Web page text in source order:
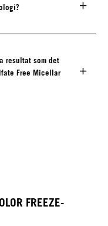
resultat som det
Free Micellar
FREEZE-